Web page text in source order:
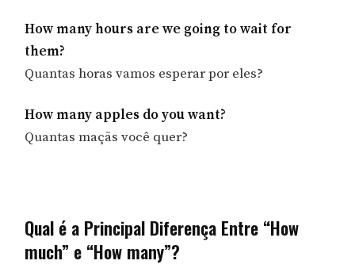
How many hours are we going to wait for
them?
Quantas horas vamos esperar por eles?
How many apples do you want?
Quantas maçãs você quer?
Qual é a Principal Diferença Entre “How
much” e “How many”?